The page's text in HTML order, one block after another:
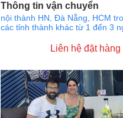
Thông tin vận chuyển
nội thành HN, Đà Nẵng, HCM
các tỉnh thành khác từ 1 đến 3
Liên hệ đặt hàng